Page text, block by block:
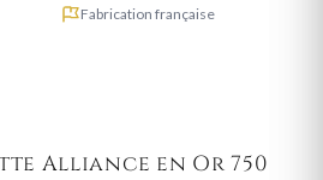
Fabrication française
Alliance en Or 750